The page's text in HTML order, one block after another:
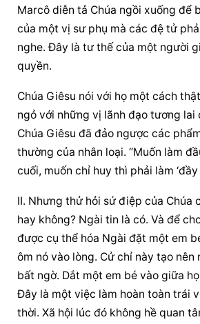
Marcô diễn tả Chúa ngồi xuống để
của một vị sư phụ mà các đệ tử
nghe. Đây là tư thế của một người
quyền.
Chúa Giêsu nói với họ một cách
ngỏ với những vị lãnh đạo tương lai
Chúa Giêsu đã đảo ngược các
thường của nhân loại. “Muốn làm
cuối, muốn chỉ huy thì phải làm ‘đầy
II. Nhưng thử hỏi sứ điệp của Chúa
hay không? Ngài tin là có. Và để
được cụ thể hóa Ngài đặt một em
ôm nó vào lòng. Cử chỉ này tạo nên
bất ngờ. Dắt một em bé vào giữa
Đây là một việc làm hoàn toàn trái
thời. Xã hội lúc đó không hề quan